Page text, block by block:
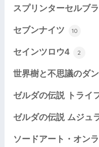
スプリンターセルブ
セブンナイツ 10
セインツロウ4 2
世界樹と不思議のダ
ゼルダの伝説 トライ
ゼルダの伝説 ムジュ
ソードアート・オン